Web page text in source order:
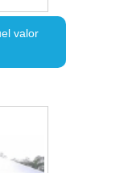
valor